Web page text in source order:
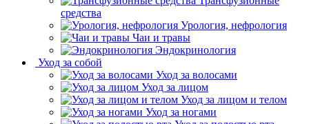
средства
Урология, нефрология
Чаи и травы
Эндокринология
Уход за собой
Уход за волосами
Уход за лицом
Уход за лицом и телом
Уход за ногами